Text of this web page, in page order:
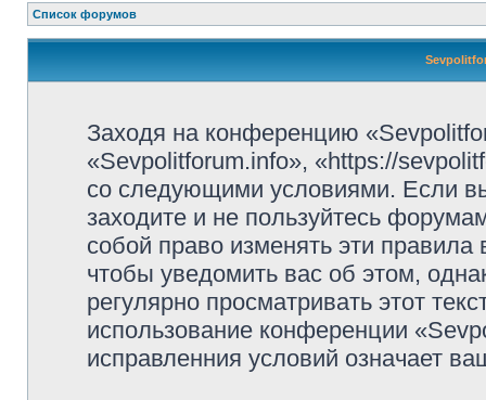
Список форумов
Заходя на конференцию
«Sevpolitforum.info», «https://
со следующими условиями. Если
заходите и не пользуйтесь
собой право изменять эти
чтобы уведомить вас об этом,
регулярно просматривать этот
использование конференции
исправленния условий означает